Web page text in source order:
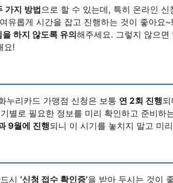
가지 방법으로 할 수 있는데, 특히 온라인 신
유롭게 시간을 잡고 진행하는 것이 좋아요
하지 않도록 유의해주세요. 그렇지 않으면
요!
누리카드 가맹점 신청은 보통 연 2회 진행
별로 필요한 정보를 미리 확인하고 준비하
9월에 진행되니 이 시기를 놓치지 말고 미
시 ‘신청 접수 확인증’을 받아 두시는 것이